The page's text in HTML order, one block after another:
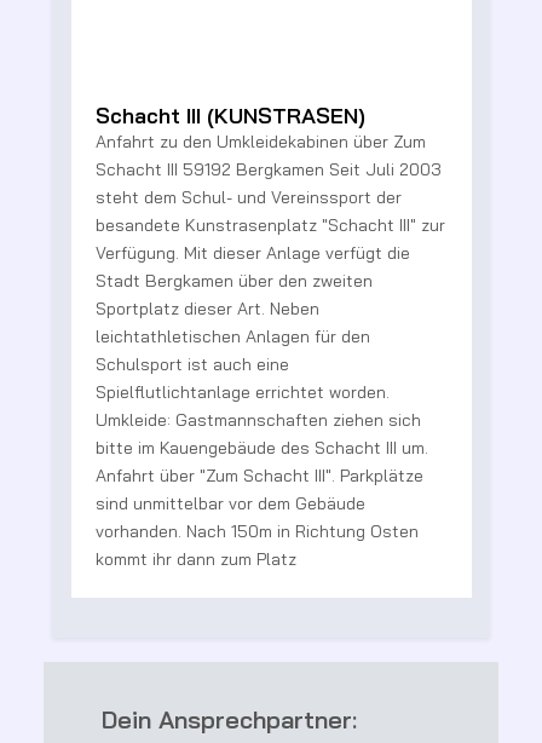
Schacht III (KUNSTRASEN)
Anfahrt zu den Umkleidekabinen über Zum
Schacht III 59192 Bergkamen Seit Juli 2003
steht dem Schul- und Vereinssport der
besandete Kunstrasenplatz "Schacht III" zur
Verfügung. Mit dieser Anlage verfügt die
Stadt Bergkamen über den zweiten
Sportplatz dieser Art. Neben
leichtathletischen Anlagen für den
Schulsport ist auch eine
Spielflutlichtanlage errichtet worden.
Umkleide: Gastmannschaften ziehen sich
bitte im Kauengebäude des Schacht III um.
Anfahrt über "Zum Schacht III". Parkplätze
sind unmittelbar vor dem Gebäude
vorhanden. Nach 150m in Richtung Osten
kommt ihr dann zum Platz
Dein Ansprechpartner: